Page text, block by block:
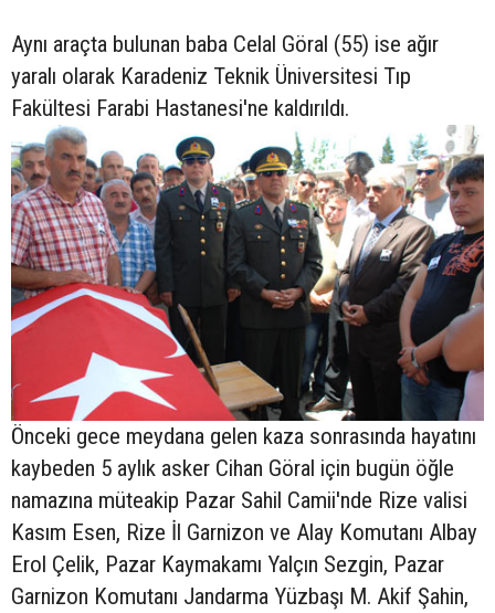
Aynı araçta bulunan baba Celal Göral (55) ise ağır
yaralı olarak Karadeniz Teknik Üniversitesi Tıp
Fakültesi Farabi Hastanesi'ne kaldırıldı.
Önceki gece meydana gelen kaza sonrasında hayatını
kaybeden 5 aylık asker Cihan Göral için bugün öğle
namazına müteakip Pazar Sahil Camii'nde Rize valisi
Kasım Esen, Rize İl Garnizon ve Alay Komutanı Albay
Erol Çelik, Pazar Kaymakamı Yalçın Sezgin, Pazar
Garnizon Komutanı Jandarma Yüzbaşı M. Akif Şahin,